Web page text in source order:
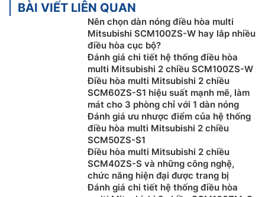
BÀI VIẾT LIÊN QUAN
Nên chọn dàn nóng điều hòa multi
Mitsubishi SCM100ZS-W hay lắp nhiều
điều hòa cục bộ?
Đánh giá chi tiết hệ thống điều hòa
multi Mitsubishi 2 chiều SCM100ZS-W
Điều hòa multi Mitsubishi 2 chiều
SCM60ZS-S1 hiệu suất mạnh mẽ, làm
mát cho 3 phòng chỉ với 1 dàn nóng
Đánh giá ưu nhược điểm của hệ thống
điều hòa multi Mitsubishi 2 chiều
SCM50ZS-S1
Điều hòa multi Mitsubishi 2 chiều
SCM40ZS-S và những công nghệ,
chức năng hiện đại được trang bị
Đánh giá chi tiết hệ thống điều hòa